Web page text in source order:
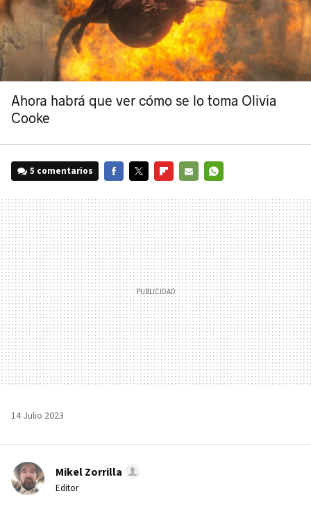
Ahora habrá que ver cómo se lo toma Olivia
Cooke
5 comentarios
MAIL
14 Julio 2023
Mikel Zorrilla
Editor